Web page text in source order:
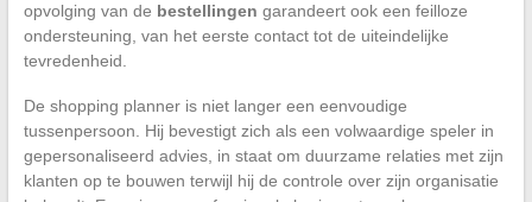
opvolging van de bestellingen garandeert ook een feilloze
ondersteuning, van het eerste contact tot de uiteindelijke
tevredenheid.
De shopping planner is niet langer een eenvoudige
tussenpersoon. Hij bevestigt zich als een volwaardige speler in
gepersonaliseerd advies, in staat om duurzame relaties met zijn
klanten op te bouwen terwijl hij de controle over zijn organisatie